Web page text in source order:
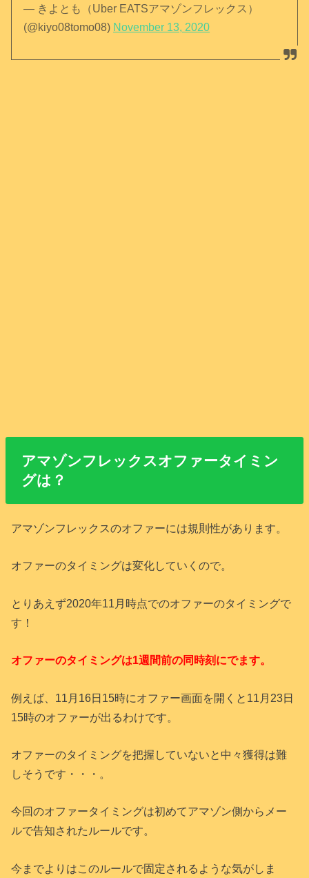
— きよとも（Uber EATSアマゾンフレックス）
(@kiyo08tomo08) November 13, 2020
アマゾンフレックスオファータイミン
グは？
アマゾンフレックスのオファーには規則性があります。
オファーのタイミングは変化していくので。
とりあえず2020年11月時点でのオファーのタイミングで
す！
オファーのタイミングは1週間前の同時刻にでます。
例えば、11月16日15時にオファー画面を開くと11月23日
15時のオファーが出るわけです。
オファーのタイミングを把握していないと中々獲得は難
しそうです・・・。
今回のオファータイミングは初めてアマゾン側からメー
ルで告知されたルールです。
今までよりはこのルールで固定されるような気がしま